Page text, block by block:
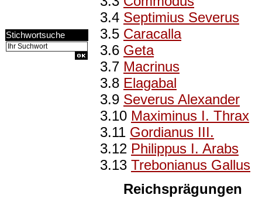
Stichwortsuche
3.4 Septimius Severus
3.5 Caracalla
3.6 Geta
3.7 Macrinus
3.8 Elagabal
3.9 Severus Alexander
3.10 Maximinus I. Thrax
3.11 Gordianus III.
3.12 Philippus I. Arabs
3.13 Trebonianus Gallus
Reichsprägungen